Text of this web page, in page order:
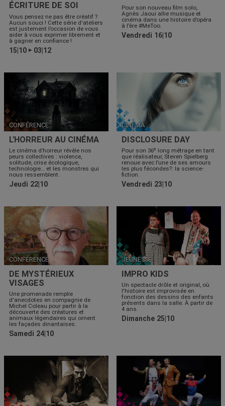
ÉCRITURE DE SOI
Vous pensez ne pas être créatif ?
Aucun souci ! Cette série d'ateliers
est justement l’occasion de vous
aider à vous exprimer librement et
à gagner en confiance !
15|10 ▶ 03|12
Pour son nouveau film solo,
Agnès Jaoui allie musique et
cinéma dans une histoire d’opéra
à l’ère #MeToo.
Vendredi 16|10
CONFÉRENCE
L'HORREUR AU CINÉMA
Le cinéma d’horreur révèle nos
peurs collectives : violence,
solitude, crise écologique,
technologie… et les monstres qui
nous ressemblent.
Jeudi 22|10
CINÉMA
DISCLOSURE DAY
Pour son 36e long métrage en tant
que réalisateur, Steven Spielberg
renoue avec l’une de ses amours
les plus fécondes?: la science-
fiction.
Vendredi 23|10
CONFÉRENCE
DE MYSTÉRIEUX
VISAGES
Une promenade remplie
d'anecdotes en compagnie de
Michel Coleau pour partir à la
découverte des créatures et
animaux légendaires qui ornent
les façades dinantaises.
Samedi 24|10
JEUNESSE
IMPRO KIDS
Un spectacle drôle et original, où
l'histoire est improvisée en
fonction des dessins des enfants
présents dans la salle. À partir de
4 ans.
Dimanche 25|10